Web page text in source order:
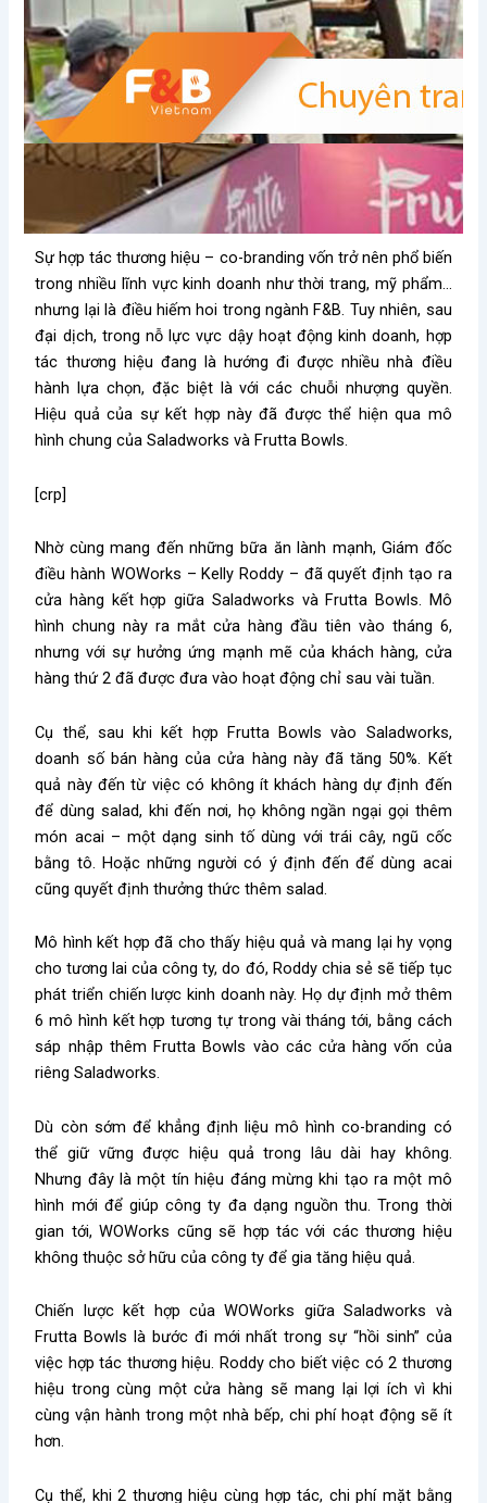
Sự hợp tác thương hiệu – co-branding vốn trở nên phổ biến
trong nhiều lĩnh vực kinh doanh như thời trang, mỹ phẩm…
nhưng lại là điều hiếm hoi trong ngành F&B. Tuy nhiên, sau
đại dịch, trong nỗ lực vực dậy hoạt động kinh doanh, hợp
tác thương hiệu đang là hướng đi được nhiều nhà điều
hành lựa chọn, đặc biệt là với các chuỗi nhượng quyền.
Hiệu quả của sự kết hợp này đã được thể hiện qua mô
hình chung của Saladworks và Frutta Bowls.
[crp]
Nhờ cùng mang đến những bữa ăn lành mạnh, Giám đốc
điều hành WOWorks – Kelly Roddy – đã quyết định tạo ra
cửa hàng kết hợp giữa Saladworks và Frutta Bowls. Mô
hình chung này ra mắt cửa hàng đầu tiên vào tháng 6,
nhưng với sự hưởng ứng mạnh mẽ của khách hàng, cửa
hàng thứ 2 đã được đưa vào hoạt động chỉ sau vài tuần.
Cụ thể, sau khi kết hợp Frutta Bowls vào Saladworks,
doanh số bán hàng của cửa hàng này đã tăng 50%. Kết
quả này đến từ việc có không ít khách hàng dự định đến
để dùng salad, khi đến nơi, họ không ngần ngại gọi thêm
món acai – một dạng sinh tố dùng với trái cây, ngũ cốc
bằng tô. Hoặc những người có ý định đến để dùng acai
cũng quyết định thưởng thức thêm salad.
Mô hình kết hợp đã cho thấy hiệu quả và mang lại hy vọng
cho tương lai của công ty, do đó, Roddy chia sẻ sẽ tiếp tục
phát triển chiến lược kinh doanh này. Họ dự định mở thêm
6 mô hình kết hợp tương tự trong vài tháng tới, bằng cách
sáp nhập thêm Frutta Bowls vào các cửa hàng vốn của
riêng Saladworks.
Dù còn sớm để khẳng định liệu mô hình co-branding có
thể giữ vững được hiệu quả trong lâu dài hay không.
Nhưng đây là một tín hiệu đáng mừng khi tạo ra một mô
hình mới để giúp công ty đa dạng nguồn thu. Trong thời
gian tới, WOWorks cũng sẽ hợp tác với các thương hiệu
không thuộc sở hữu của công ty để gia tăng hiệu quả.
Chiến lược kết hợp của WOWorks giữa Saladworks và
Frutta Bowls là bước đi mới nhất trong sự “hồi sinh” của
việc hợp tác thương hiệu. Roddy cho biết việc có 2 thương
hiệu trong cùng một cửa hàng sẽ mang lại lợi ích vì khi
cùng vận hành trong một nhà bếp, chi phí hoạt động sẽ ít
hơn.
Cụ thể, khi 2 thương hiệu cùng hợp tác, chi phí mặt bằng